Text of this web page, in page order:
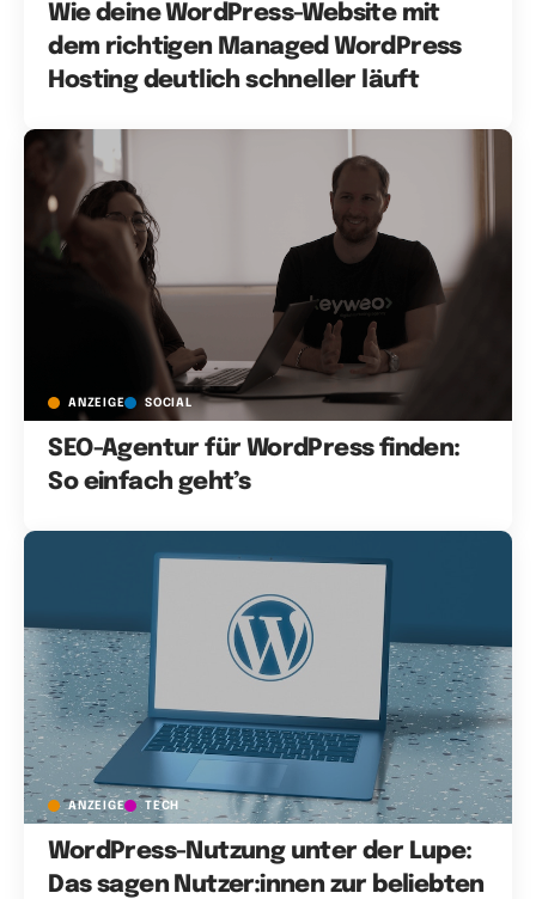
Wie deine WordPress-Website mit
dem richtigen Managed WordPress
Hosting deutlich schneller läuft
ANZEIGE SOCIAL
SEO-Agentur für WordPress finden:
So einfach geht’s
ANZEIGE TECH
WordPress-Nutzung unter der Lupe:
Das sagen Nutzer:innen zur beliebten